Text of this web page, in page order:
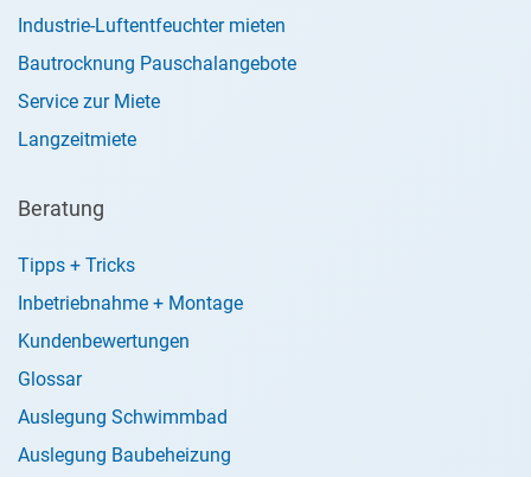
Industrie-Luftentfeuchter mieten
Bautrocknung Pauschalangebote
Service zur Miete
Langzeitmiete
Beratung
Tipps + Tricks
Inbetriebnahme + Montage
Kundenbewertungen
Glossar
Auslegung Schwimmbad
Auslegung Baubeheizung